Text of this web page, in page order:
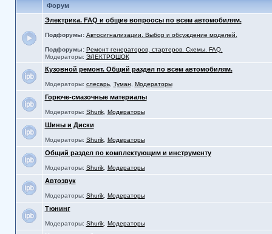
Форум
Электрика. FAQ и общие вопроосы по всем автомобилям.
Подфорумы: Автосигнализации. Выбор и обсуждение моделей.
Подфорумы: Ремонт генераторов, стартеров. Схемы. FAQ.
Модераторы: ЭЛЕКТРОШОК
Кузовной ремонт. Общий раздел по всем автомобилям.
Модераторы: слесарь, Туман Модераторы
Горюче-смазочные материалы
Модераторы: Shurik, Модераторы
Шины и Диски
Модераторы: Shurik, Модераторы
Общий раздел по комплектующим и инструменту
Модераторы: Shurik, Модераторы
Автозвук
Модераторы: Shurik, Модераторы
Тюнинг
Модераторы: Shurik, Модераторы